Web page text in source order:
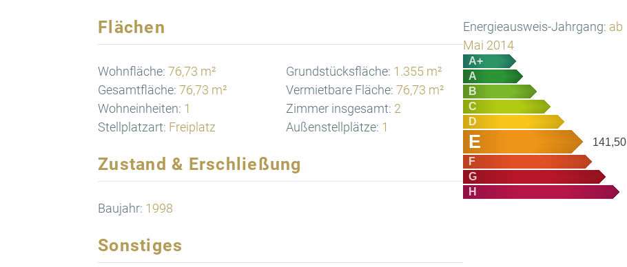
Flächen
Wohnfläche: 76,73 m² Grundstücksfläche: 1.355 m²
Gesamtfläche: 76,73 m² Vermietbare Fläche: 76,73 m²
Wohneinheiten: 1 Zimmer insgesamt: 2
Stellplatzart: Freiplatz Außenstellplätze: 1
Zustand & Erschließung
Baujahr: 1998
Sonstiges
Energieausweis-Jahrgang: ab
Mai 2014
A+
A
B
C
D
E 141,50
F
G
H